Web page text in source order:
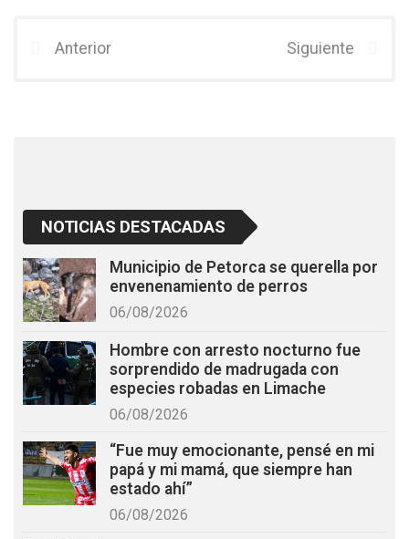
b
er
Anterior Siguiente
NOTICIAS DESTACADAS
Municipio de Petorca se querella por
envenenamiento de perros
06/08/2026
Hombre con arresto nocturno fue
sorprendido de madrugada con
especies robadas en Limache
06/08/2026
“Fue muy emocionante, pensé en mi
papá y mi mamá, que siempre han
estado ahí”
06/08/2026